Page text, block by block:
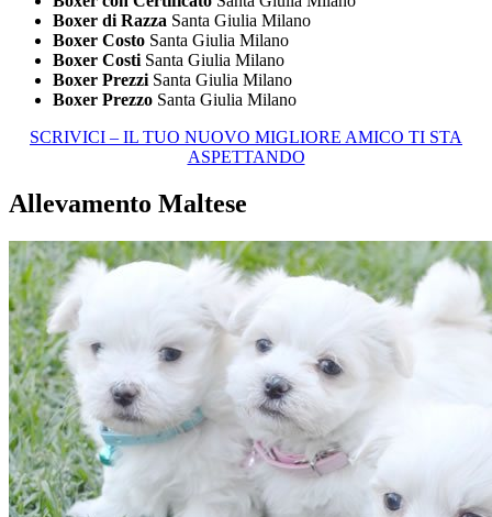
Boxer di Razza Santa Giulia Milano
Boxer Costo Santa Giulia Milano
Boxer Costi Santa Giulia Milano
Boxer Prezzi Santa Giulia Milano
Boxer Prezzo Santa Giulia Milano
SCRIVICI – IL TUO NUOVO MIGLIORE AMICO TI STA
ASPETTANDO
Allevamento Maltese